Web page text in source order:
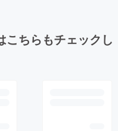
こちらもチェックし